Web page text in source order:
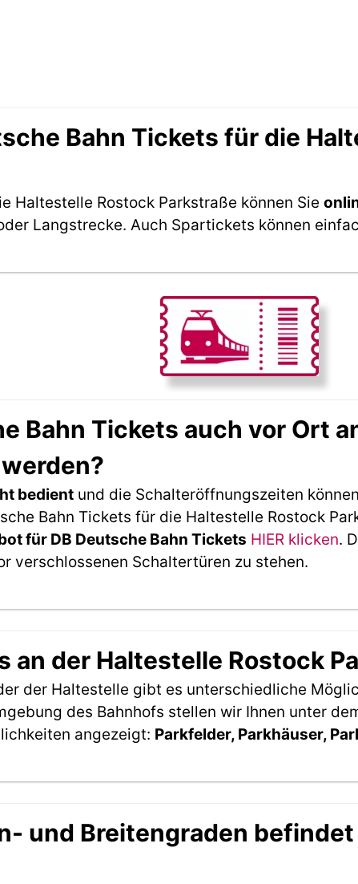
Bahn Tickets für die
Haltestelle Rostock Parkstraße können Sie
Langstrecke. Auch Spartickets können
Bahn Tickets auch vor Ort
bedient und die Schalteröffnungszeiten
Bahn Tickets für die Haltestelle Rostock
für DB Deutsche Bahn Tickets HIER klicken.
verschlossenen Schaltertüren zu stehen.
an der Haltestelle Rostock
der Haltestelle gibt es unterschiedliche
des Bahnhofs stellen wir Ihnen unter
angezeigt: Parkfelder, Parkhäuser,
und Breitengraden